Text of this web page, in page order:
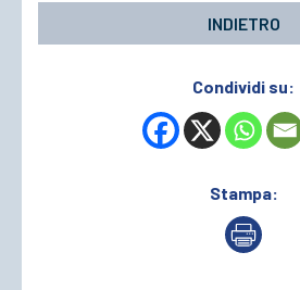
INDIETRO
Condividi su:
Stampa: